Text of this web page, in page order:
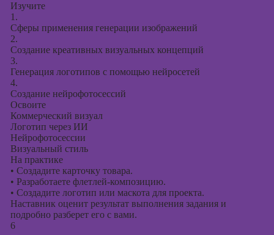
Изучите
1.
Сферы применения генерации изображений
2.
Создание креативных визуальных концепций
3.
Генерация логотипов с помощью нейросетей
4.
Создание нейрофотосессий
Освоите
Коммерческий визуал
Логотип через ИИ
Нейрофотосессии
Визуальный стиль
На практике
• Создадите карточку товара.
• Разработаете флетлей-композицию.
• Создадите логотип или маскота для проекта.
Наставник оценит результат выполнения задания и
подробно разберет его с вами.
6